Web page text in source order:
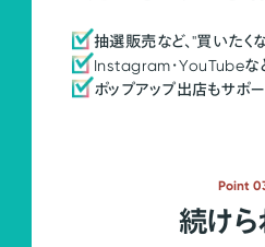
抽選販売など、"買いたく
Instagram・YouTubeな
ポップアップ出店もサポー
Point
続けら